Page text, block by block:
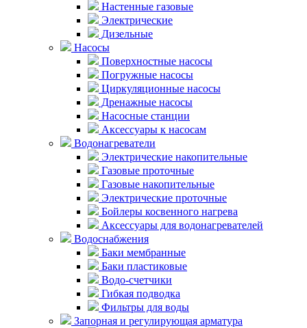
Настенные газовые
Электрические
Дизельные
Насосы
Поверхностные насосы
Погружные насосы
Циркуляционные насосы
Дренажные насосы
Насосные станции
Аксессуары к насосам
Водонагреватели
Электрические накопительные
Газовые проточные
Газовые накопительные
Электрические проточные
Бойлеры косвенного нагрева
Аксессуары для водонагревателей
Водоснабжения
Баки мембранные
Баки пластиковые
Водо-счетчики
Гибкая подводка
Фильтры для воды
Запорная и регулирующая арматура